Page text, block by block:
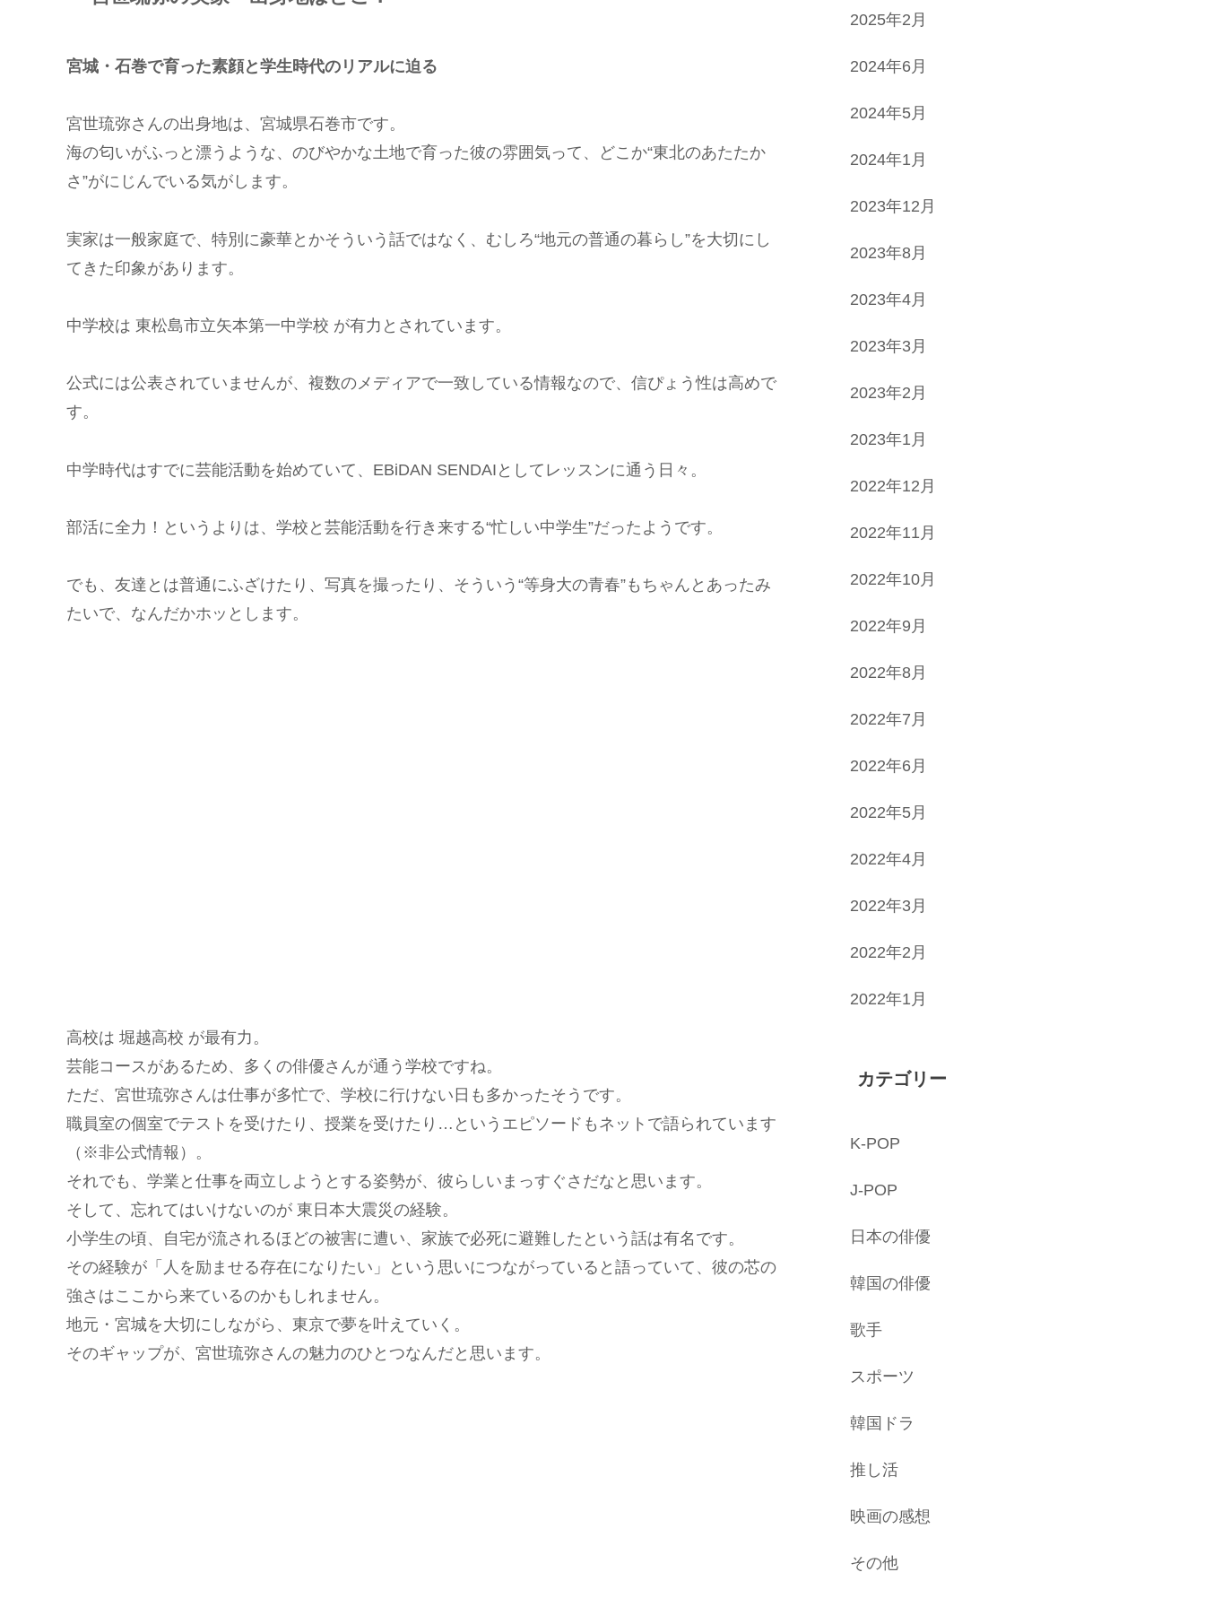
宮城・石巻で育った素顔と学生時代のリアルに迫る
宮世琉弥さんの出身地は、宮城県石巻市です。
海の匂いがふっと漂うような、のびやかな土地で育った彼の雰囲気って、どこか“東北のあたたか
さ”がにじんでいる気がします。
実家は一般家庭で、特別に豪華とかそういう話ではなく、むしろ“地元の普通の暮らし”を大切にし
てきた印象があります。
中学校は 東松島市立矢本第一中学校 が有力とされています。
公式には公表されていませんが、複数のメディアで一致している情報なので、信ぴょう性は高めで
す。
中学時代はすでに芸能活動を始めていて、EBiDAN SENDAIとしてレッスンに通う日々。
部活に全力！というよりは、学校と芸能活動を行き来する“忙しい中学生”だったようです。
でも、友達とは普通にふざけたり、写真を撮ったり、そういう“等身大の青春”もちゃんとあったみ
たいで、なんだかホッとします。
高校は 堀越高校 が最有力。
芸能コースがあるため、多くの俳優さんが通う学校ですね。
ただ、宮世琉弥さんは仕事が多忙で、学校に行けない日も多かったそうです。
職員室の個室でテストを受けたり、授業を受けたり…というエピソードもネットで語られています
（※非公式情報）。
それでも、学業と仕事を両立しようとする姿勢が、彼らしいまっすぐさだなと思います。
そして、忘れてはいけないのが 東日本大震災の経験。
小学生の頃、自宅が流されるほどの被害に遭い、家族で必死に避難したという話は有名です。
その経験が「人を励ませる存在になりたい」という思いにつながっていると語っていて、彼の芯の
強さはここから来ているのかもしれません。
地元・宮城を大切にしながら、東京で夢を叶えていく。
そのギャップが、宮世琉弥さんの魅力のひとつなんだと思います。
2025年2月
2024年6月
2024年5月
2024年1月
2023年12月
2023年8月
2023年4月
2023年3月
2023年2月
2023年1月
2022年12月
2022年11月
2022年10月
2022年9月
2022年8月
2022年7月
2022年6月
2022年5月
2022年4月
2022年3月
2022年2月
2022年1月
カテゴリー
K-POP
J-POP
日本の俳優
韓国の俳優
歌手
スポーツ
韓国ドラ
推し活
映画の感想
その他